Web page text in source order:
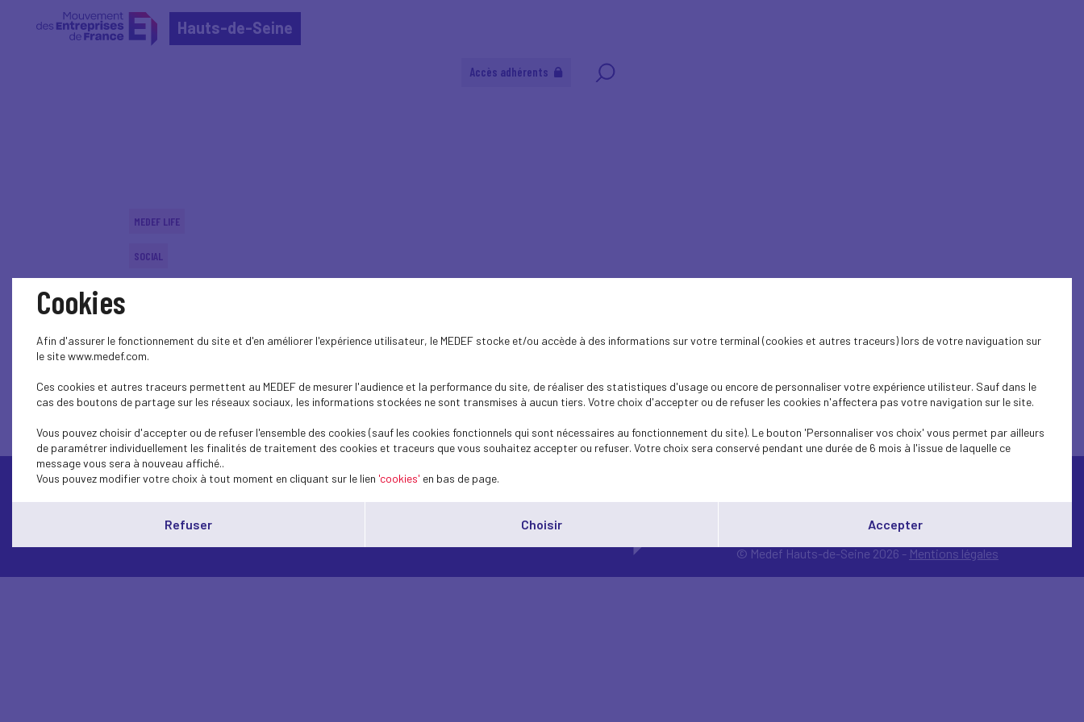
Hauts-de-Seine
Accès adhérents
MEDEF LIFE
SOCIAL
© Medef Hauts-de-Seine 2026 - Mentions légales
Cookies
Afin d'assurer le fonctionnement du site et d'en améliorer l'expérience utilisateur, le MEDEF stocke et/ou accède à des informations sur votre terminal (cookies et autres traceurs) lors de votre naviguation sur
le site www.medef.com.
Ces cookies et autres traceurs permettent au MEDEF de mesurer l'audience et la performance du site, de réaliser des statistiques d'usage ou encore de personnaliser votre expérience utilisteur. Sauf dans le
cas des boutons de partage sur les réseaux sociaux, les informations stockées ne sont transmises à aucun tiers. Votre choix d'accepter ou de refuser les cookies n'affectera pas votre navigation sur le site.
Vous pouvez choisir d'accepter ou de refuser l'ensemble des cookies (sauf les cookies fonctionnels qui sont nécessaires au fonctionnement du site). Le bouton 'Personnaliser vos choix' vous permet par ailleurs
de paramétrer individuellement les finalités de traitement des cookies et traceurs que vous souhaitez accepter ou refuser. Votre choix sera conservé pendant une durée de 6 mois à l'issue de laquelle ce
message vous sera à nouveau affiché..
Vous pouvez modifier votre choix à tout moment en cliquant sur le lien 'cookies' en bas de page.
Refuser Choisir Accepter